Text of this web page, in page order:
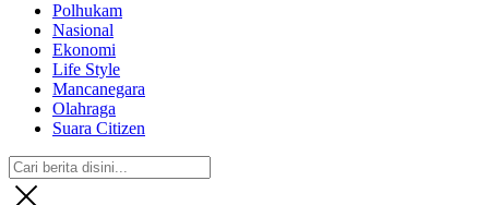
Polhukam
Nasional
Ekonomi
Life Style
Mancanegara
Olahraga
Suara Citizen